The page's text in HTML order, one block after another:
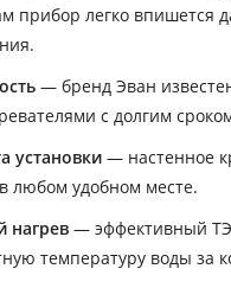
прибор легко впишется
— бренд Эван
с долгим
установки — настенное
любом удобном месте.
нагрев — эффективный
температуру воды за